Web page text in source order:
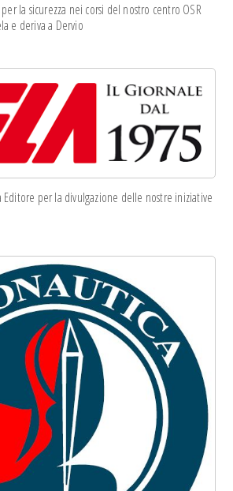
la sicurezza nei corsi del nostro centro OSR
e deriva a Dervio
Editore per la divulgazione delle nostre iniziative